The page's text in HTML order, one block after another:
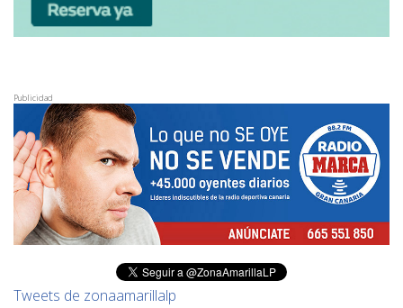
Publicidad
Tweets de zonaamarillalp